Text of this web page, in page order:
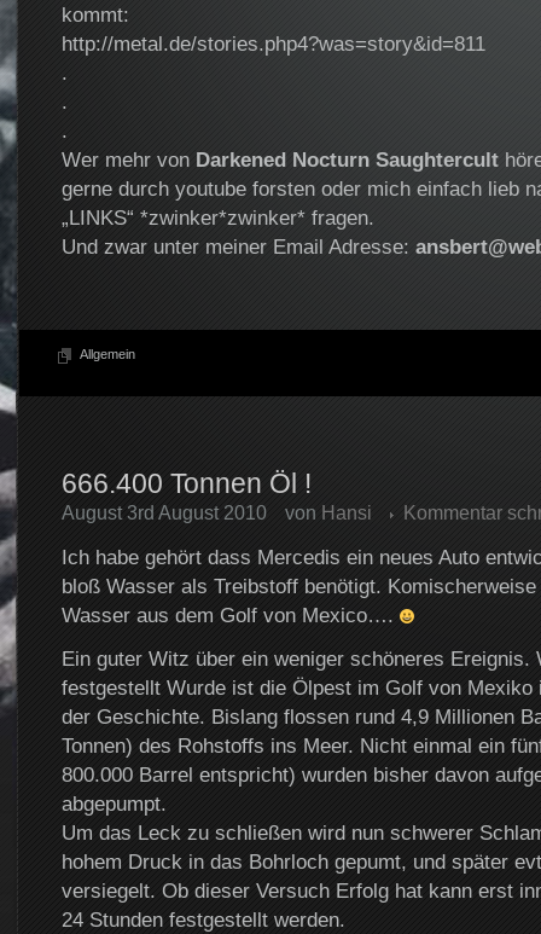
kommt:
http://metal.de/stories.php4?was=story&id=811
.
.
.
Wer mehr von Darkened Nocturn Saughtercult
gerne durch youtube forsten oder mich einfach lieb
„LINKS“ *zwinker*zwinker* fragen.
Und zwar unter meiner Email Adresse:
Allgemein
666.400 Tonnen Öl !
August 3rd August 2010 von Hansi Kommentar
Ich habe gehört dass Mercedis ein neues Auto
bloß Wasser als Treibstoff benötigt.
Wasser aus dem Golf von Mexico….
Ein guter Witz über ein weniger schöneres Ereignis.
festgestellt Wurde ist die Ölpest im Golf von
der Geschichte. Bislang flossen rund 4,9 Millionen
Tonnen) des Rohstoffs ins Meer. Nicht einmal ein
800.000 Barrel entspricht) wurden bisher davon
abgepumpt.
Um das Leck zu schließen wird nun schwerer
hohem Druck in das Bohrloch gepumt, und später
versiegelt. Ob dieser Versuch Erfolg hat kann erst
24 Stunden festgestellt werden.